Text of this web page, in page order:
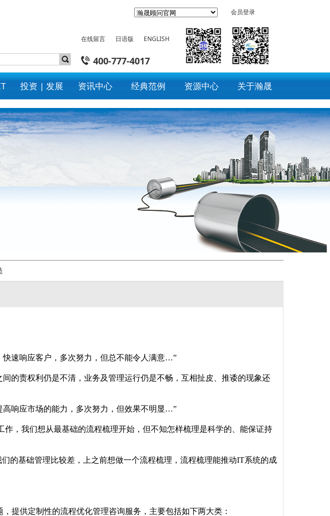
会员登录
在线留言 日语版 ENGLISH
400-777-4017
投资 | 发展 资讯中心 经典范例 资源中心 关于瀚晟
速响应客户，多次努力，但总不能令人满意…”
的责权利仍是不清，业务及管理运行仍是不畅，互相扯皮、推诿的现象还
响应市场的能力，多次努力，但效果不明显…”
，我们想从最基础的流程梳理开始，但不知怎样梳理是科学的、能保证持
的基础管理比较差，上之前想做一个流程梳理，流程梳理能推动IT系统的成
提供定制性的流程优化管理咨询服务，主要包括如下两大类：